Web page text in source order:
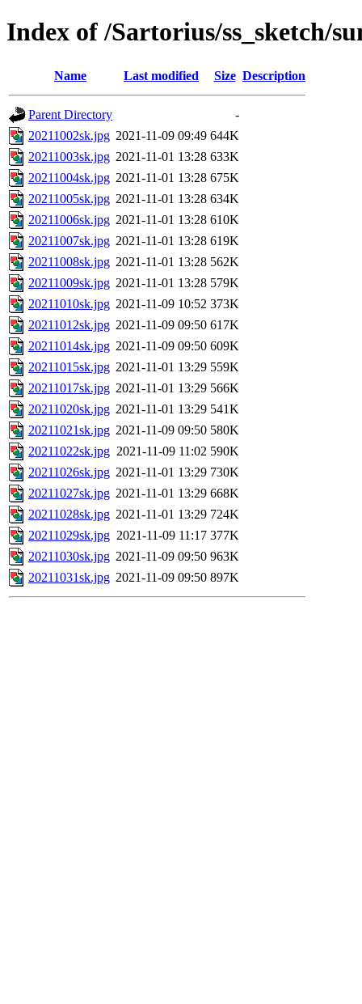
Index of /Sartorius/ss_sketch/
Name Last modified Size Description
Parent Directory
-
20211002sk.jpg 2021-11-09 09:49 644K
20211003sk.jpg 2021-11-01 13:28 633K
20211004sk.jpg 2021-11-01 13:28 675K
20211005sk.jpg 2021-11-01 13:28 634K
20211006sk.jpg 2021-11-01 13:28 610K
20211007sk.jpg 2021-11-01 13:28 619K
20211008sk.jpg 2021-11-01 13:28 562K
20211009sk.jpg 2021-11-01 13:28 579K
20211010sk.jpg 2021-11-09 10:52 373K
20211012sk.jpg 2021-11-09 09:50 617K
20211014sk.jpg 2021-11-09 09:50 609K
20211015sk.jpg 2021-11-01 13:29 559K
20211017sk.jpg 2021-11-01 13:29 566K
20211020sk.jpg 2021-11-01 13:29 541K
20211021sk.jpg 2021-11-09 09:50 580K
20211022sk.jpg 2021-11-09 11:02 590K
20211026sk.jpg 2021-11-01 13:29 730K
20211027sk.jpg 2021-11-01 13:29 668K
20211028sk.jpg 2021-11-01 13:29 724K
20211029sk.jpg 2021-11-09 11:17 377K
20211030sk.jpg 2021-11-09 09:50 963K
20211031sk.jpg 2021-11-09 09:50 897K